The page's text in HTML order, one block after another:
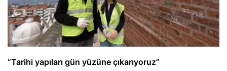
“Tarihi yapıları gün yüzüne çıkarıyoruz”